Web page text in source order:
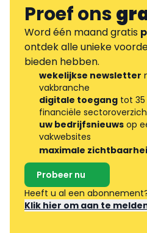
Proef ons
Word één maand gratis
ontdek alle unieke
bieden hebben.
wekelijkse newsletter
vakbranche
digitale toegang tot
financiële
uw bedrijfsnieuws op
vakwebsites
maximale
Probeer nu
Heeft u al een
Klik hier om aan te